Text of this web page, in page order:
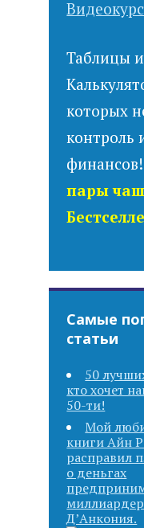
Таблицы и
которых
контроль
пары
Самые
статьи
50
кто хочет
50-ти!
Мой
книги Айн
расправил
о деньгах
Д’Анкония.